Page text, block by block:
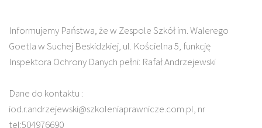
Informujemy Państwa, że w Zespole Szkół im. Walerego
Goetla w Suchej Beskidzkiej, ul. Kościelna 5, funkcję
Inspektora Ochrony Danych pełni: Rafał Andrzejewski
Dane do kontaktu :
iod.r.andrzejewski@szkoleniaprawnicze.com.pl, nr
tel:504976690